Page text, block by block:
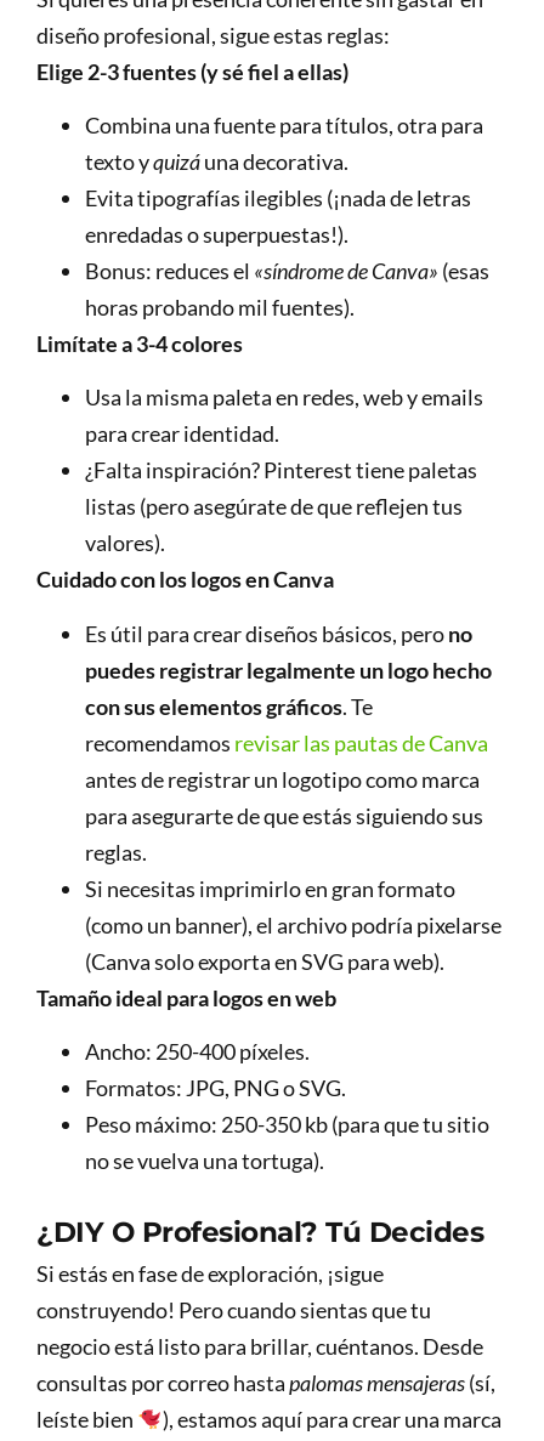
diseño profesional, sigue estas reglas:
Elige 2-3 fuentes (y sé fiel a ellas)
Combina una fuente para títulos, otra para
texto yquizáuna decorativa.
Evita tipografías ilegibles (¡nada de letras
enredadas o superpuestas!).
Bonus: reduces el «síndrome de Canva» (esas
horas probando mil fuentes).
Limítate a 3-4 colores
Usa la misma paleta en redes, web y emails
para crear identidad.
¿Falta inspiración? Pinterest tiene paletas
listas (pero asegúrate de que reflejen tus
valores).
Cuidado con los logos en Canva
Es útil para crear diseños básicos, perono
puedes registrar legalmente un logo hecho
con sus elementos gráficos. Te
recomendamos revisar las pautas de Canva
antes de registrar un logotipo como marca
para asegurarte de que estás siguiendo sus
reglas.
Si necesitas imprimirlo en gran formato
(como un banner), el archivo podría pixelarse
(Canva solo exporta en SVG para web).
Tamaño ideal para logos en web
Ancho: 250-400 píxeles.
Formatos: JPG, PNG o SVG.
Peso máximo: 250-350 kb (para que tu sitio
no se vuelva una tortuga).
¿DIY O Profesional? Tú Decides
Si estás en fase de exploración, ¡sigue
construyendo! Pero cuando sientas que tu
negocio está listo para brillar, cuéntanos. Desde
consultas por correo hastapalomas mensajeras(sí,
leíste bien
), estamos aquí para crear una marca